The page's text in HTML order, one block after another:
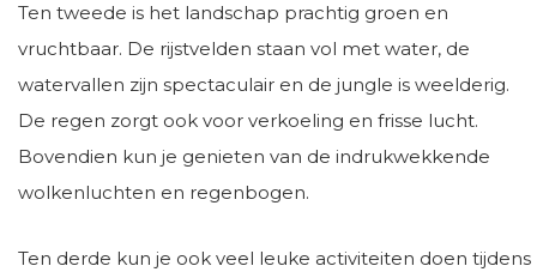
Ten tweede is het landschap prachtig groen en
vruchtbaar. De rijstvelden staan vol met water, de
watervallen zijn spectaculair en de jungle is weelderig.
De regen zorgt ook voor verkoeling en frisse lucht.
Bovendien kun je genieten van de indrukwekkende
wolkenluchten en regenbogen.
Ten derde kun je ook veel leuke activiteiten doen tijdens